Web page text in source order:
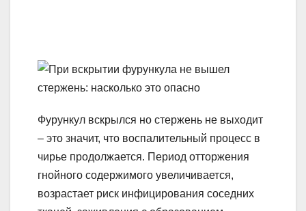
Фурункул вскрылся но стержень не выходит
– это значит, что воспалительный процесс в
чирье продолжается. Период отторжения
гнойного содержимого увеличивается,
возрастает риск инфицирования соседних